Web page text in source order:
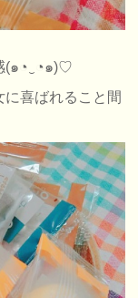
(๑◔‿◔๑)♡
喜ばれること間